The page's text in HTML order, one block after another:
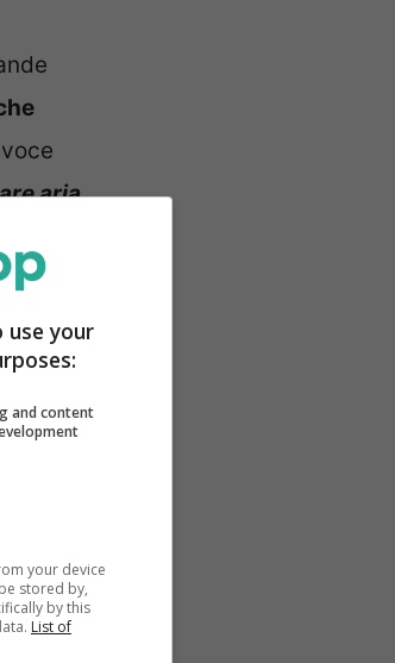
aria
your
and content
your device
stored by,
by this
List of